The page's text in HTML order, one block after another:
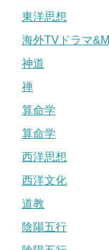
東洋思想
海外TVドラマ
神道
禅
算命学
算命学
西洋思想
西洋文化
道教
陰陽五行